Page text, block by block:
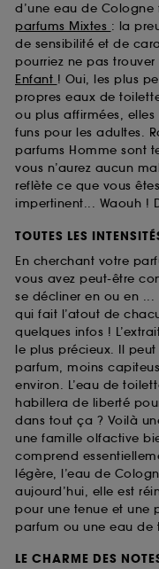
d’une eau de Cologne
parfums Mixtes : la
de sensibilité et de
pourriez ne pas trouver
Enfant ! Oui, les plus
propres eaux de
ou plus affirmées,
funs pour les adultes.
parfums Homme sont
vous n’aurez aucun
reflète ce que vous
impertinent... Waouh !
TOUTES LES
En cherchant votre
vous avez peut-être
se décliner en ou en ...
qui fait l’atout de
quelques infos !
le plus précieux. Il peut
parfum, moins
environ. L’eau de
habillera de liberté
dans tout ça ? Voilà
une famille olfactive
comprend
légère, l’eau de
aujourd’hui, elle est
pour une tenue et une
parfum ou une eau de
LE CHARME DES